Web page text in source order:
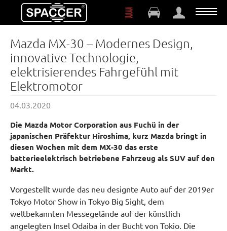
Zum Hauptinhalt springen
Mazda MX-30 – Modernes Design,
innovative Technologie,
elektrisierendes Fahrgefühl mit
Elektromotor
04.03.2020
Die Mazda Motor Corporation aus Fuchü in der
japanischen Präfektur Hiroshima, kurz Mazda bringt in
diesen Wochen mit dem MX-30 das erste
batterieelektrisch betriebene Fahrzeug als SUV auf den
Markt.
Vorgestellt wurde das neu designte Auto auf der 2019er
Tokyo Motor Show in Tokyo Big Sight, dem
weltbekannten Messegelände auf der künstlich
angelegten Insel Odaiba in der Bucht von Tokio. Die